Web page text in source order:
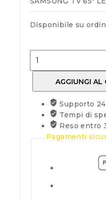
Disponibile su
TV
ULTRA
SMART
DVB/T2/S2
AGGIUNGI AL
Supporto
Tempi di
Reso entro
Pagamenti